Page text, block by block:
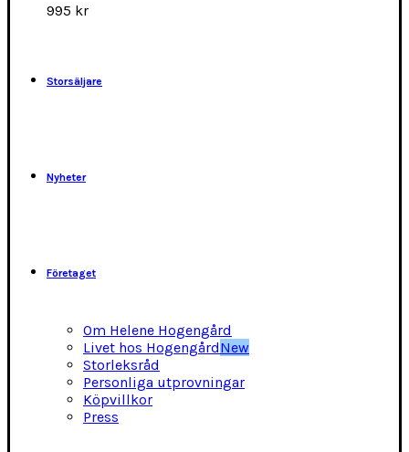
995 kr
Storsäljare
Nyheter
Företaget
Om Helene Hogengård
Livet hos HogengårdNew
Storleksråd
Personliga utprovningar
Köpvillkor
Press